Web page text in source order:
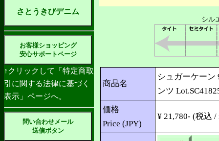
さとうきびデニム
お客様ショッピング
安心サポートページ
↑クリックして「特定商取
引に関する法律に基づく
表示」ページへ。
問い合わせメール
送信ボタン
シル
商品名
シュガーケーン
ンツ
価格
Price (JPY)
¥ 21,780- (税込 /